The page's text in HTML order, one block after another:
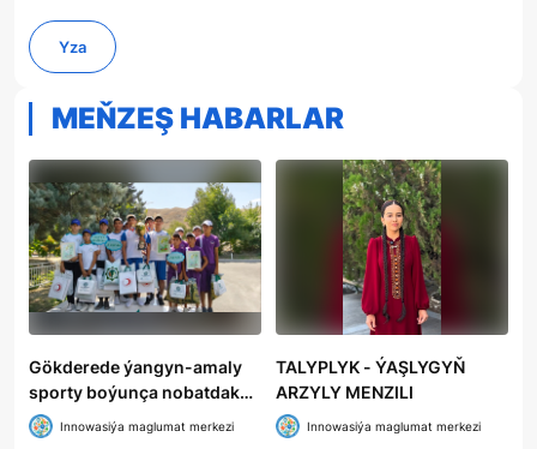
Yza
MEŇZEŞ HABARLAR
Gökderede ýangyn-amaly
sporty boýunça nobatdaky
bäsleşik geçirildi
Innowasiýa maglumat merkezi
TALYPLYK - ÝAŞLYGYŇ
ARZYLY MENZILI
Innowasiýa maglumat merkezi